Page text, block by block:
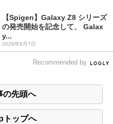
【Spigen】Galaxy Z8 シリーズ
の発売開始を記念して、 Galax
y...
2026年8月7日
Recommended by
の先頭へ
トップへ